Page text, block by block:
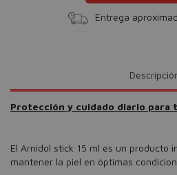
Entrega
Protección y cuidado diario para
El Arnidol stick 15 ml es un producto
mantener la piel en óptimas